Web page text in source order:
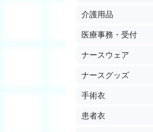
介護用品
医療事務・受付
ナースウェア
ナースグッズ
手術衣
患者衣